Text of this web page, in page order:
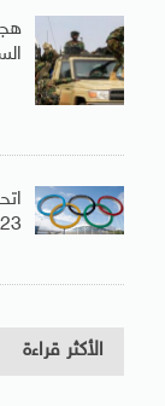
23 عامًا المؤهلة لأولمبياد 2028
الأكثر قراءة